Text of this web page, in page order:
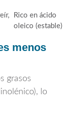
Rico en ácido
oleico (estable)
menos
grasos
lo